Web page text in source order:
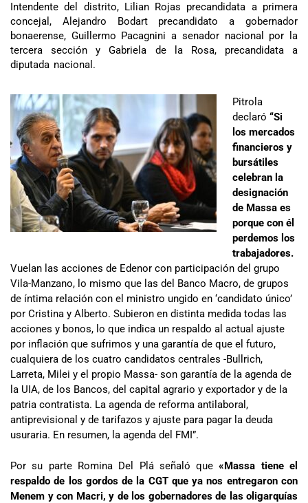
Intendente del distrito, Lilian Rojas precandidata a primera
concejal, Alejandro Bodart precandidato a gobernador
bonaerense, Guillermo Pacagnini a senador nacional por la
tercera sección y Gabriela de la Rosa, precandidata a
diputada nacional.
Pitrola
declaró “Si
los mercados
financieros y
bursátiles
celebran la
designación
de Massa es
porque con él
perdemos los
trabajadores.
Vuelan las acciones de Edenor con participación del grupo
Vila-Manzano, lo mismo que las del Banco Macro, de grupos
de íntima relación con el ministro ungido en ‘candidato único’
por Cristina y Alberto. Subieron en distinta medida todas las
acciones y bonos, lo que indica un respaldo al actual ajuste
por inflación que sufrimos y una garantía de que el futuro,
cualquiera de los cuatro candidatos centrales -Bullrich,
Larreta, Milei y el propio Massa- son garantía de la agenda de
la UIA, de los Bancos, del capital agrario y exportador y de la
patria contratista. La agenda de reforma antilaboral,
antiprevisional y de tarifazos y ajuste para pagar la deuda
usuraria. En resumen, la agenda del FMI”.
Por su parte Romina Del Plá señaló que«Massa tiene el
respaldo de los gordos de la CGT que ya nos entregaron con
Menem y con Macri, y de los gobernadores de las oligarquías